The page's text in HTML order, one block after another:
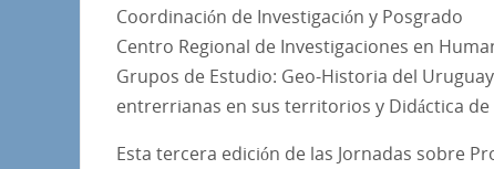
Coordinación de Investigación y Posgrado
Centro Regional de Investigaciones en
Grupos de Estudio: Geo-Historia del
entrerrianas en sus territorios y Didáctica de
Esta tercera edición de las Jornadas sobre